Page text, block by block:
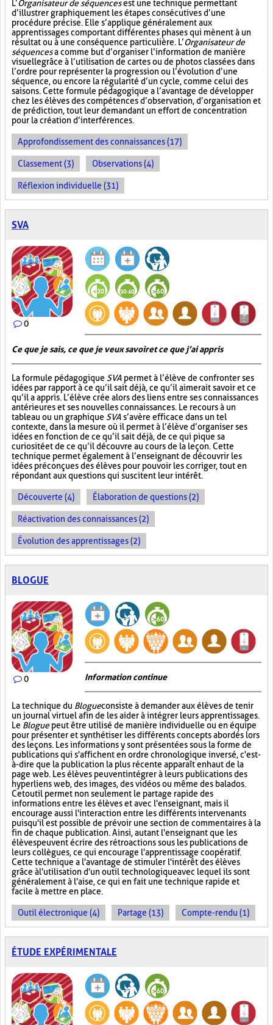
L’Organisateur de séquencesest une technique permettant
d’illustrer graphiquement les étapes consécutives d’une
procédure précise. Elle s’applique généralement aux
apprentissages comportant différentes phases qui mènent à un
résultat ou à une conséquence particulière. L’Organisateur de
séquencesa comme but d’organiser l’information de manière
visuellegrâce à l’utilisation de cartes ou de photos classées dans
l’ordre pour représenter la progression ou l’évolution d’une
séquence, ou encore la régularité d’un cycle, comme celui des
saisons. Cette formule pédagogique a l’avantage de développer
chez les élèves des compétences d’observation, d’organisation et
de prédiction, tout leur demandant un effort de concentration
pour la création d’interférences.
Approfondissement des connaissances (17)
Classement (3) Observations (4)
Réflexion individuelle (31)
SVA
0
Ce que je sais, ce que je veux savoir et ce que j’ai appris
La formule pédagogique SVA permet à l’élève de confronter ses
idées par rapport à ce qu’il sait déjà, ce qu’il aimerait savoir et ce
qu’il a appris. L’élève crée alors des liens entre ses connaissances
antérieures et ses nouvelles connaissances. Le recours à un
tableau ou un graphique SVA s’avère efficace dans un tel
contexte, dans la mesure où il permet à l’élève d’organiser ses
idées en fonction de ce qu’il sait déjà, de ce qui pique sa
curiosité et de ce qu’il découvre au cours de la leçon. Cette
technique permet également à l’enseignant de découvrir les
idées préconçues des élèves pour pouvoir les corriger, tout en
répondant aux questions qui suscitent leur intérêt.
Découverte (4) Élaboration de questions (2)
Réactivation des connaissances (2)
Évolution des apprentissages (2)
BLOGUE
0 Information continue
La technique du Blogueconsiste à demander aux élèves de tenir
un journal virtuel afin de les aider à intégrer leurs apprentissages.
Le Bloguepeut être utilisé de manière individuelle ou en équipe
pour présenter et synthétiser les différents concepts abordés lors
des leçons. Les informations y sont présentées sous la forme de
publications qui s'affichent en ordre chronologique inversé, c'est-
à-dire que la publication la plus récente apparaît en haut de la
page web. Les élèves peuvent intégrer à leurs publications des
hyperliens web, des images, des vidéos ou même des balados.
Cet outil permet non seulement le partage rapide des
informations entre les élèves et avec l'enseignant, mais il
encourage aussi l'interaction entre les différents intervenants
puisqu'il est possible de prévoir une section de commentaires à la
fin de chaque publication. Ainsi, autant l'enseignant que les
élèves peuvent écrire des rétroactions sous les publications de
leurs collègues, ce qui encourage l'apprentissage coopératif.
Cette technique a l'avantage de stimuler l'intérêt des élèves
grâce à l'utilisation d'un outil technologique avec lequel ils sont
généralement à l'aise, ce qui en fait une technique rapide et
facile à mettre en place.
Outil électronique (4) Partage (13) Compte-rendu (1)
ÉTUDE EXPÉRIMENTALE